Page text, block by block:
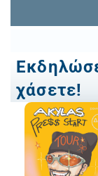
χάσετε!